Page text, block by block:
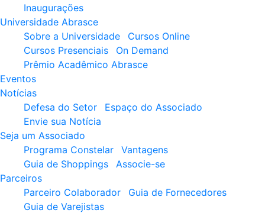
Inaugurações
Universidade Abrasce
Sobre a Universidade
Cursos Online
Cursos Presenciais
On Demand
Prêmio Acadêmico Abrasce
Eventos
Notícias
Defesa do Setor
Espaço do Associado
Envie sua Notícia
Seja um Associado
Programa Constelar
Vantagens
Guia de Shoppings
Associe-se
Parceiros
Parceiro Colaborador
Guia de Fornecedores
Guia de Varejistas